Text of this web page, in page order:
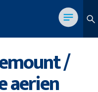
/
aerien